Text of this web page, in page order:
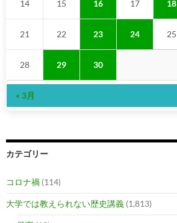
14 15 16 17 18
21 22 23 24 25
28 29 30
« 3月
カテゴリー
コロナ禍 (114)
大学では教えられない歴史講義 (1,813)